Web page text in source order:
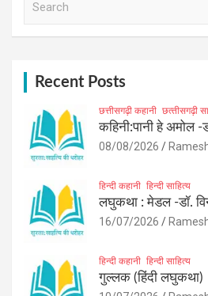
Recent Posts
छत्तीसगढ़ी कहानी छत्‍तीसगढ़ी
कहिनी:पानी हे अमोल -
08/08/2026
हिन्दी कहानी हिन्दी साहित्य
लघुकथा : मेडल -डॉ.
16/07/2026
हिन्दी कहानी हिन्दी साहित्य
गुल्लक (हिंदी लघुकथा)